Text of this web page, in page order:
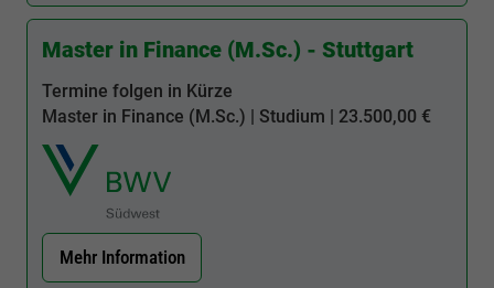
Master in Finance (M.Sc.) - Stuttgart
Termine folgen in Kürze
Master in Finance (M.Sc.) | Studium | 23.500,00 €
Mehr Information